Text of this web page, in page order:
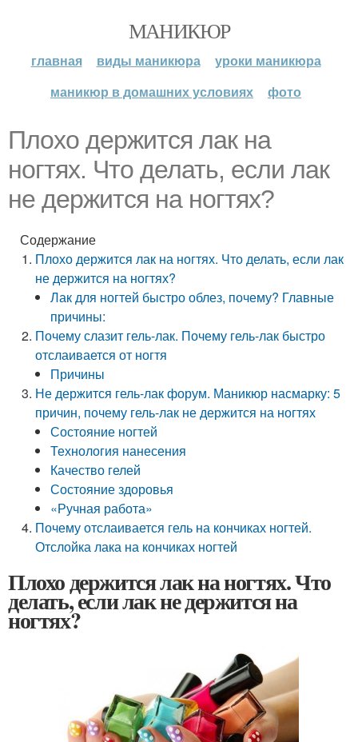
МАНИКЮР
главная виды маникюра
уроки маникюра
маникюр в домашних условиях
фото
Плохо держится лак на
ногтях. Что делать, если лак
не держится на ногтях?
Содержание
Плохо держится лак на ногтях. Что делать, если лак
не держится на ногтях?
Лак для ногтей быстро облез, почему? Главные
причины:
Почему слазит гель-лак. Почему гель-лак быстро
отслаивается от ногтя
Причины
Не держится гель-лак форум. Маникюр насмарку: 5
причин, почему гель-лак не держится на ногтях
Состояние ногтей
Технология нанесения
Качество гелей
Состояние здоровья
«Ручная работа»
Почему отслаивается гель на кончиках ногтей.
Отслойка лака на кончиках ногтей
Плохо держится лак на ногтях. Что
делать, если лак не держится на
ногтях?